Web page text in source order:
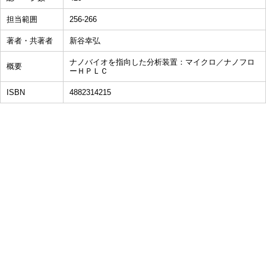
担当範囲 256-266
著者・共著者 新谷幸弘
概要
ナノバイオを指向した分析装置：マイクロ／ナノフロ
ーＨＰＬＣ
ISBN 4882314215